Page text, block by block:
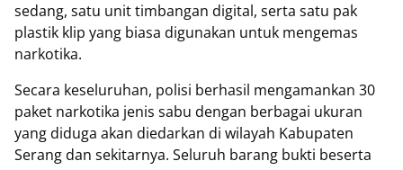
sedang, satu unit timbangan digital, serta satu pak
plastik klip yang biasa digunakan untuk mengemas
narkotika.
Secara keseluruhan, polisi berhasil mengamankan 30
paket narkotika jenis sabu dengan berbagai ukuran
yang diduga akan diedarkan di wilayah Kabupaten
Serang dan sekitarnya. Seluruh barang bukti beserta